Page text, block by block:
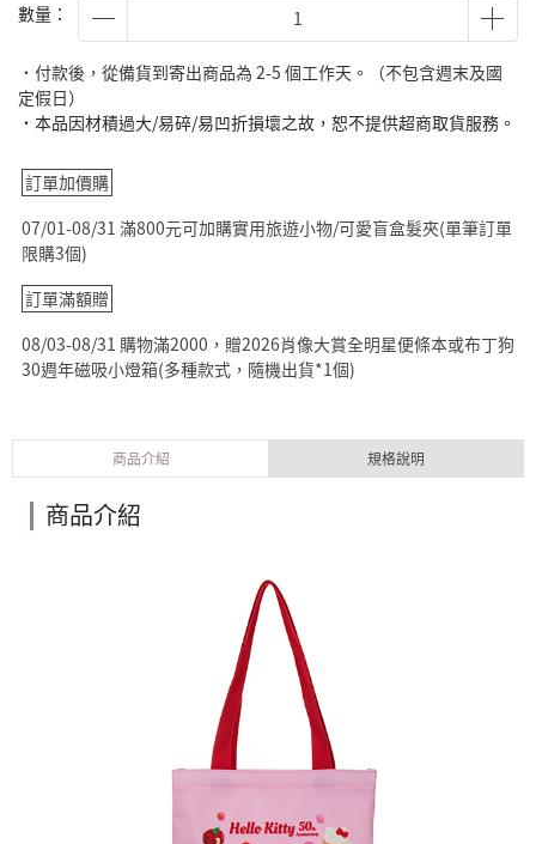
數量：
˙付款後，從備貨到寄出商品為 2-5 個工作天。（不包含週末及國
定假日）
˙本品因材積過大/易碎/易凹折損壞之故，恕不提供超商取貨服務。
訂單加價購
07/01-08/31 滿800元可加購實用旅遊小物/可愛盲盒髮夾(單筆訂單
限購3個)
訂單滿額贈
08/03-08/31 購物滿2000，贈2026肖像大賞全明星便條本或布丁狗
30週年磁吸小燈箱(多種款式，隨機出貨*1個)
商品介紹 規格說明
商品介紹